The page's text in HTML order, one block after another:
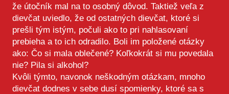
že útočník mal na to osobný dôvod. Taktiež veľa z
dievčat uviedlo, že od ostatných dievčat, ktoré si
prešli tým istým, počuli ako to pri nahlasovaní
prebieha a to ich odradilo. Boli im položené otázky
ako: Čo si mala oblečené? Koľkokrát si mu povedala
nie? Pila si alkohol?
Kvôli týmto, navonok neškodným otázkam, mnoho
dievčat dodnes v sebe dusí spomienky, ktoré sa s